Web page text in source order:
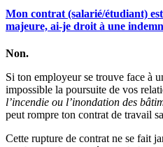
Mon contrat (salarié/étudiant)
majeure, ai-je droit à une
Non.
Si ton employeur se trouve face à
impossible la poursuite de vos
l’incendie ou l’inondation des
peut rompre ton contrat de travail
Cette rupture de contrat ne se fait